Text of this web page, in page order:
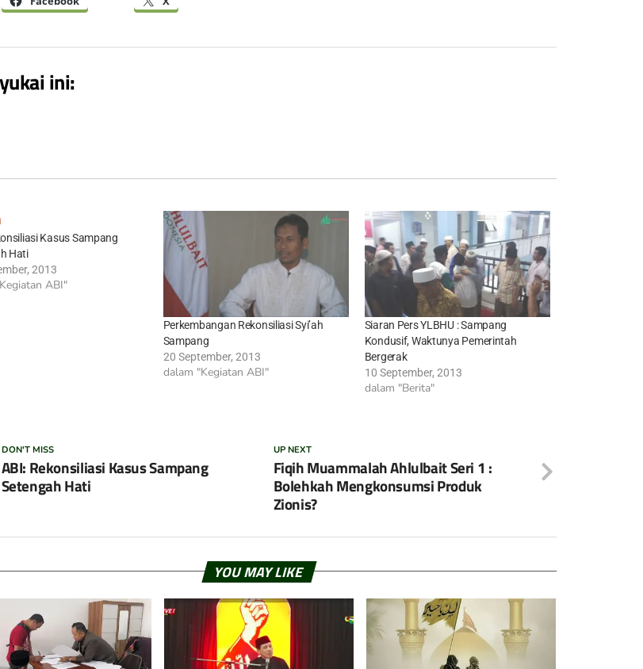
ini:
Kasus Sampang
Hati
2013
ABI"
Perkembangan Rekonsiliasi Syi’ah
Sampang
20 September, 2013
dalam "Kegiatan ABI"
Siaran Pers YLBHU : Sampang
Kondusif, Waktunya Pemerintah
Bergerak
10 September, 2013
dalam "Berita"
UP NEXT
Fiqih Muammalah Ahlulbait Seri 1 :
Bolehkah Mengkonsumsi Produk
Zionis?
DON'T MISS
ABI: Rekonsiliasi Kasus Sampang
Setengah Hati
YOU MAY LIKE